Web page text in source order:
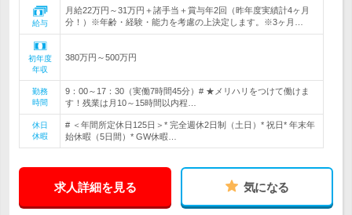
給与
月給22万円～31万円＋諸手当＋賞与年2回（昨年度実績計4ヶ月
分！）※年齢・経験・能力を考慮の上決定します。※3ヶ月…
初年度
年収
380万円～500万円
勤務
時間
9：00～17：30（実働7時間45分）# ★メリハリをつけて働けま
す！残業は月10～15時間以内程…
休日
休暇
# ＜年間所定休日125日＞* 完全週休2日制（土日）* 祝日* 年末年
始休暇（5日間）* GW休暇…
求人詳細を見る 気になる